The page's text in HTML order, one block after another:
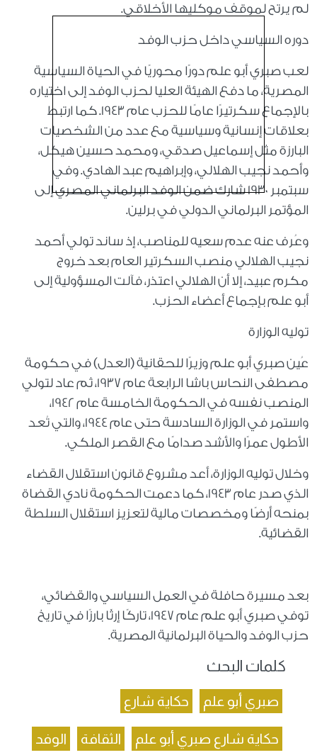
لم يرتح لموقف موكليها الأخلاقي.
دوره السياسي داخل حزب الوفد
لعب صبري أبو علم دورًا محوريًا في الحياة السياسية
المصرية، ما دفع الهيئة العليا لحزب الوفد إلى اختياره
بالإجماع سكرتيرًا عامًا للحزب عام 1943. كما ارتبط
بعلاقات إنسانية وسياسية مع عدد من الشخصيات
البارزة مثل إسماعيل صدقي، ومحمد حسين هيكل،
وأحمد نجيب الهلالي، وإبراهيم عبد الهادي. وفي
سبتمبر 1930 شارك ضمن الوفد البرلماني المصري إلى
المؤتمر البرلماني الدولي في برلين.
وعُرف عنه عدم سعيه للمناصب، إذ ساند تولي أحمد
نجيب الهلالي منصب السكرتير العام بعد خروج
مكرم عبيد، إلا أن الهلالي اعتذر، فآلت المسؤولية إلى
أبو علم بإجماع أعضاء الحزب.
توليه الوزارة
عُين صبري أبو علم وزيرًا للحقانية (العدل) في حكومة
مصطفى النحاس باشا الرابعة عام 1937، ثم عاد لتولي
المنصب نفسه في الحكومة الخامسة عام 1942،
واستمر في الوزارة السادسة حتى عام 1944، والتي تُعد
الأطول عمرًا والأشد صدامًا مع القصر الملكي.
وخلال توليه الوزارة، أعد مشروع قانون استقلال القضاء
الذي صدر عام 1943، كما دعمت الحكومة نادي القضاة
بمنحه أرضًا ومخصصات مالية لتعزيز استقلال السلطة
القضائية.
بعد مسيرة حافلة في العمل السياسي والقضائي،
توفي صبري أبو علم عام 1947، تاركًا إرثًا بارزًا في تاريخ
حزب الوفد والحياة البرلمانية المصرية.
كلمات البحث
صبري أبو علم حكاية شارع
حكاية شارع صبري أبو علم الثقافة الوفد